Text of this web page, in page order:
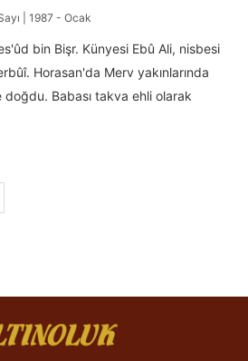
| 1987 - Ocak
bin Bişr. Künyesi Ebû Ali, nisbesi
Horasan'da Merv yakınlarında
Babası takva ehli olarak